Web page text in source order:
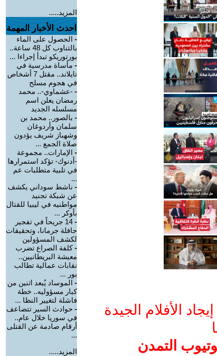
الأفلام الجيدة
التمدن
المزيد.....
احدث الأخبار المهمة
- الحصول على الماء
بالتناوب كل 48 ساعة..
بورتوريكو تبدأ إجراءا ...
- مأساة مدرسية في
تايلاند.. مقتل 7 أشخاص
في هجوم مسلح
- -عشماوي-.. محمد
رمضان يعلن اسم
مسلسله الجديد
- بالصور.. محمد بن
سلمان وأردوغان
وشهباز شريف يؤدون
صلاة الجمع ...
- الإمارات.. مجموعة
-أدنوك- تؤكد استمرارها
في تلبية متطلبات عم
...
- ناشط سوداني يكشف
عن شبكة تجنيد
مواطنيه في ليبيا للقتال
بأوكر ...
-
14 جريحاً في تفجير
حافلة جرمانا، وتحقيقات
لكشف المسؤولين
-كلفة الصراع تضرب
معيشة البريطانيين..
نقابات عمالية تطالب
بور ...
- الموساد يُبعد اثنين من
كبار مسؤوليه.. خطة
فاشلة لتغيير النظا ...
- حوادث السير تتضاعف
في سوريا خلال عام..
أرقام صادمة عن القتلى
...
المزيد.....